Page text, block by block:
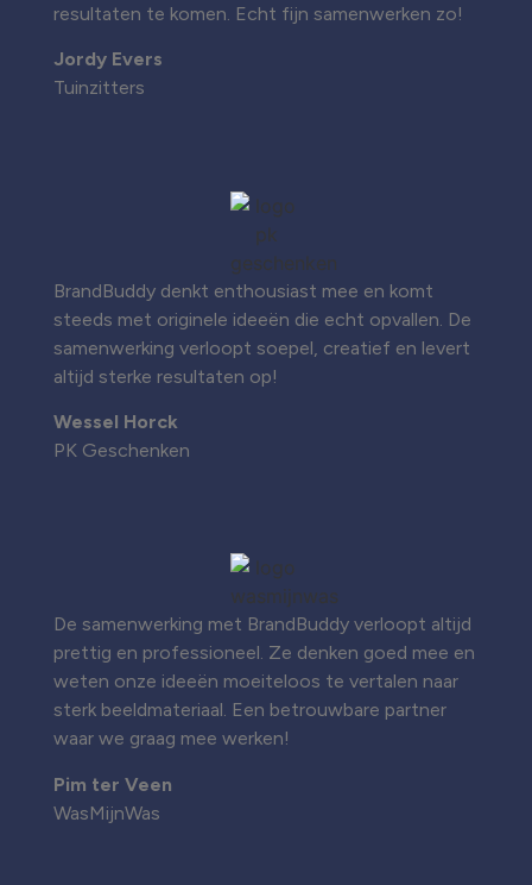
resultaten te komen. Echt fijn samenwerken zo!
Jordy Evers
Tuinzitters
BrandBuddy denkt enthousiast mee en komt
steeds met originele ideeën die echt opvallen. De
samenwerking verloopt soepel, creatief en levert
altijd sterke resultaten op!
Wessel Horck
PK Geschenken
De samenwerking met BrandBuddy verloopt altijd
prettig en professioneel. Ze denken goed mee en
weten onze ideeën moeiteloos te vertalen naar
sterk beeldmateriaal. Een betrouwbare partner
waar we graag mee werken!
Pim ter Veen
WasMijnWas